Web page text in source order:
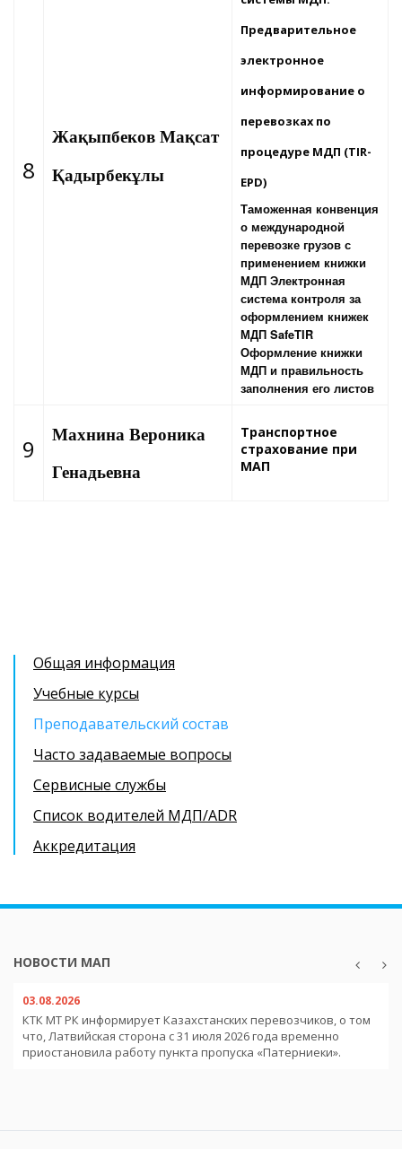
8
Жақыпбеков Мақсат
Қадырбекұлы
Предварительное
электронное
информирование о
перевозках по
процедуре МДП (TIR-
EPD)
Таможенная конвенция
о международной
перевозке грузов с
применением книжки
МДП Электронная
система контроля за
оформлением книжек
МДП SafeTIR
Оформление книжки
МДП и правильность
заполнения его листов
9
Махнина Вероника
Генадьевна
Транспортное
страхование при
МАП
Общая информация
Учебные курсы
Преподавательский состав
Часто задаваемые вопросы
Сервисные службы
Список водителей МДП/ADR
Аккредитация
НОВОСТИ МАП
03.08.2026
КТК МТ РК информирует Казахстанских перевозчиков, о том
что, Латвийская сторона с 31 июля 2026 года временно
приостановила работу пункта пропуска «Патерниеки».